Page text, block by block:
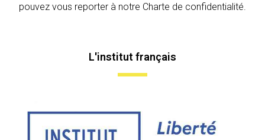
pouvez vous reporter à notre Charte de confidentialité.
L'institut français